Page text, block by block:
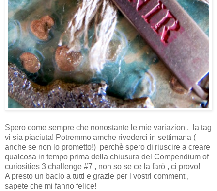
Spero come sempre che nonostante le mie variazioni, la tag
vi sia piaciuta! Potremmo amche rivederci in settimana (
anche se non lo prometto!) perchè spero di riuscire a creare
qualcosa in tempo prima della chiusura del Compendium of
curiosities 3 challenge #7 , non so se ce la farò , ci provo!
A presto un bacio a tutti e grazie per i vostri commenti,
sapete che mi fanno felice!